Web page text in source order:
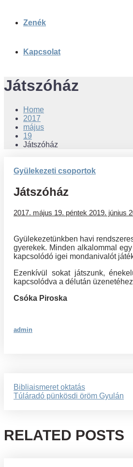
Zenék
Kapcsolat
Játszóház
Home
2017
május
19
Játszóház
Gyülekezeti csoportok
Játszóház
2017. május 19. péntek 2019. június
Gyülekezetünkben havi
gyerekek. Minden alkalommal
kapcsolódó igei mondanivalót
Ezenkívül sokat játszunk,
kapcsolódva a délután
Csóka Piroska
admin
Bejegyzés
navigáció
Bibliaismeret oktatás
Túláradó pünkösdi öröm Gyulán
RELATED POSTS